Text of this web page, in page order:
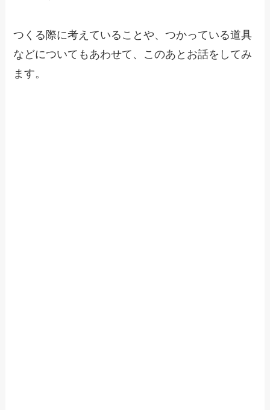
つくる際に考えていることや、つかっている道具
などについてもあわせて、このあとお話をしてみ
ます。